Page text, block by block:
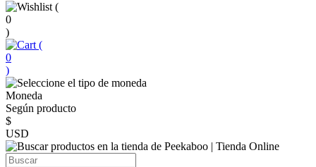
(
0
)
(
0
)
Moneda
Según producto
$
USD